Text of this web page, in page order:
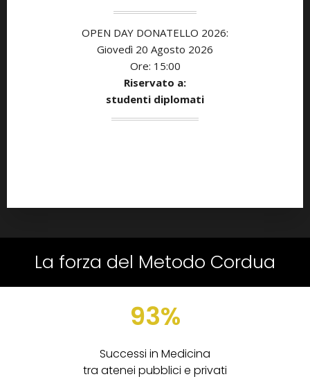
OPEN DAY DONATELLO 2026:
Giovedì 20 Agosto 2026
Ore: 15:00
Riservato a:
studenti diplomati
La forza del Metodo Cordua
93%
Successi in Medicina
tra atenei pubblici e privati